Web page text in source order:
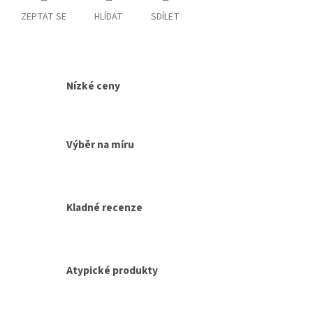
ZEPTAT SE HLÍDAT SDÍLET
Nízké ceny
Výběr na míru
Kladné recenze
Atypické produkty